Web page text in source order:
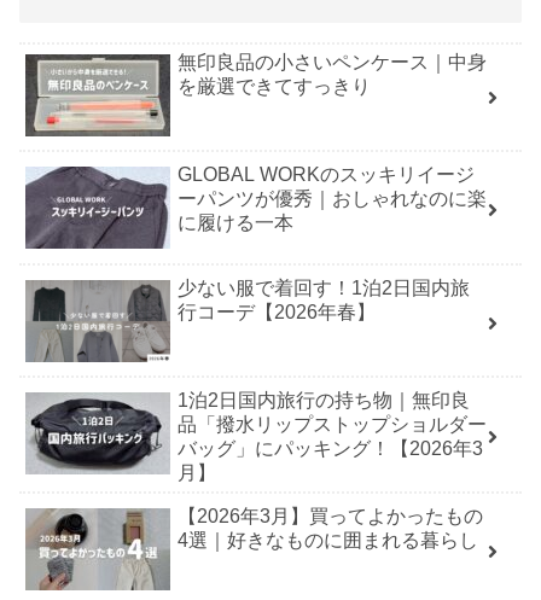
無印良品の小さいペンケース｜中身
を厳選できてすっきり
GLOBAL WORKのスッキリイージ
ーパンツが優秀｜おしゃれなのに楽
に履ける一本
少ない服で着回す！1泊2日国内旅
行コーデ【2026年春】
1泊2日国内旅行の持ち物｜無印良
品「撥水リップストップショルダー
バッグ」にパッキング！【2026年3
月】
【2026年3月】買ってよかったもの
4選｜好きなものに囲まれる暮らし